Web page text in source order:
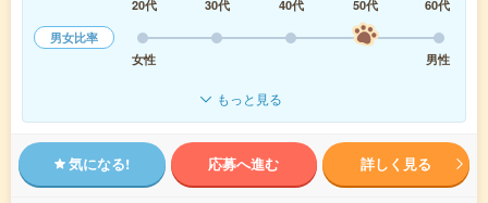
20代
30代 40代 50代
60代
男女比率
女性
男性
もっと見る
気になる! 応募へ進む 詳しく見る